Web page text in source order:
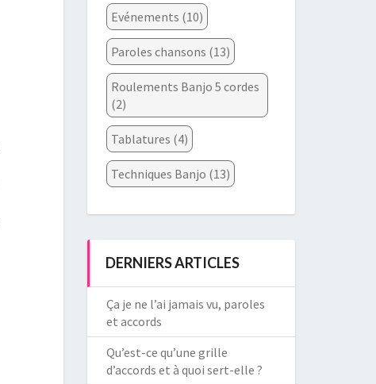
Evénements (10)
Paroles chansons (13)
Roulements Banjo 5 cordes
(2)
Tablatures (4)
Techniques Banjo (13)
DERNIERS ARTICLES
Ça je ne l’ai jamais vu, paroles
et accords
Qu’est-ce qu’une grille
d’accords et à quoi sert-elle ?